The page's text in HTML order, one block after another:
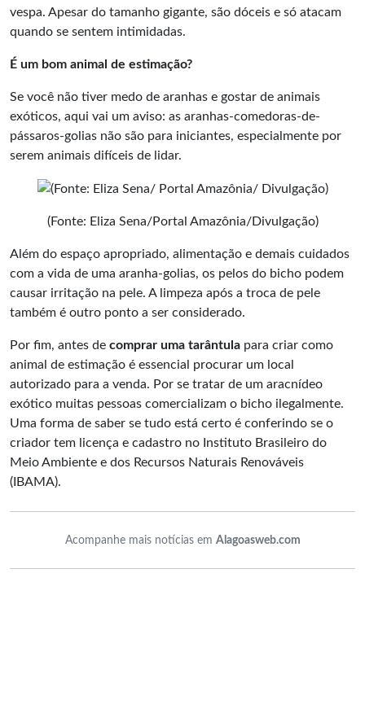
vespa. Apesar do tamanho gigante, são dóceis e só atacam
quando se sentem intimidadas.
É um bom animal de estimação?
Se você não tiver medo de aranhas e gostar de animais
exóticos, aqui vai um aviso: as aranhas-comedoras-de-
pássaros-golias não são para iniciantes, especialmente por
serem animais difíceis de lidar.
(Fonte: Eliza Sena/Portal Amazônia/Divulgação)
Além do espaço apropriado, alimentação e demais cuidados
com a vida de uma aranha-golias, os pelos do bicho podem
causar irritação na pele. A limpeza após a troca de pele
também é outro ponto a ser considerado.
Por fim, antes de comprar uma tarântula para criar como
animal de estimação é essencial procurar um local
autorizado para a venda. Por se tratar de um aracnídeo
exótico muitas pessoas comercializam o bicho ilegalmente.
Uma forma de saber se tudo está certo é conferindo se o
criador tem licença e cadastro no Instituto Brasileiro do
Meio Ambiente e dos Recursos Naturais Renováveis
(IBAMA).
Acompanhe mais notícias em Alagoasweb.com